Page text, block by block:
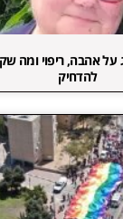
על אהבה, ריפוי ומה
להדחיק